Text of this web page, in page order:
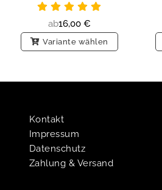
ab16,00 €
Variante wählen
Kontakt
Impressum
Datenschutz
Zahlung & Versand